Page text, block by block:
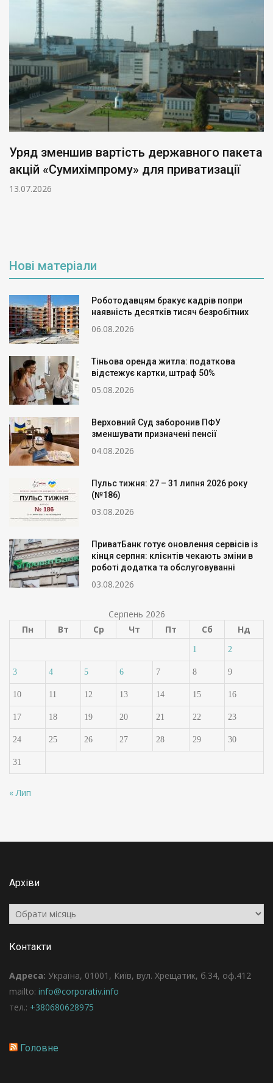
Уряд зменшив вартість державного пакета
акцій «Сумихімпрому» для приватизації
13.07.2026
Нові матеріали
Роботодавцям бракує кадрів попри
наявність десятків тисяч безробітних
06.08.2026
Тіньова оренда житла: податкова
відстежує картки, штраф 50%
05.08.2026
Верховний Суд заборонив ПФУ
зменшувати призначені пенсії
04.08.2026
Пульс тижня: 27 – 31 липня 2026 року
(№186)
03.08.2026
ПриватБанк готує оновлення сервісів із
кінця серпня: клієнтів чекають зміни в
роботі додатка та обслуговуванні
03.08.2026
Серпень 2026
Пн
Вт Ср Чт Пт Сб Нд
1 2
3 4 5 6 7 8 9
10 11 12 13 14 15 16
17 18 19 20 21 22 23
24 25 26 27 28 29 30
31
« Лип
Архіви
Архіви
Контакти
Адреса: Україна, 01001, Київ, вул. Хрещатик, б.34, оф.412
mailto: info@corporativ.info
тел.: +380680628975
Головне